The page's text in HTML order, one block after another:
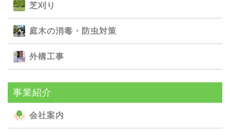
芝刈り
庭⽊の消毒・防⾍対策
外構⼯事
事業紹介
会社案内